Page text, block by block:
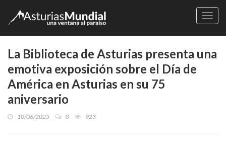
La Biblioteca de Asturias presenta una
emotiva exposición sobre el Día de
América en Asturias en su 75
aniversario
10/06/2025 0 923